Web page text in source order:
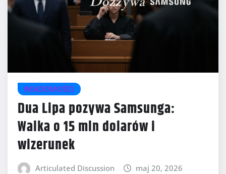
WIADOMOŚCI
Dua Lipa pozywa Samsunga:
Walka o 15 mln dolarów i
wizerunek
Articulated Discussion
maj 20, 2026